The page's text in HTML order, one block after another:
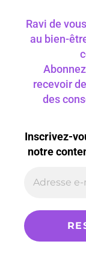
Ravi de
au bien-
recevoir
des
Inscrivez-
notre